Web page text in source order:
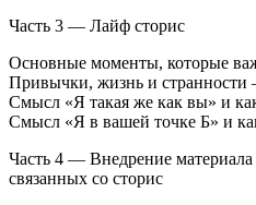
Часть 3 — Лайф сторис
Основные моменты, которые
Привычки, жизнь и странности
Смысл «Я такая же как вы» и
Смысл «Я в вашей точке Б» и
Часть 4 — Внедрение материала
связанных со сторис